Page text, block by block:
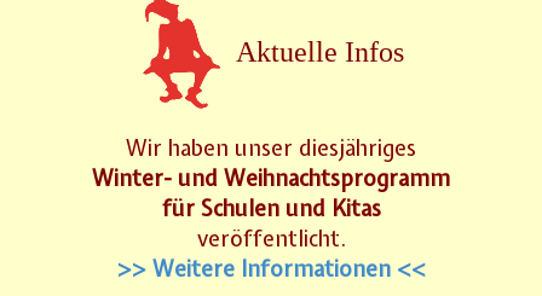
Aktuelle Infos
Wir haben unser diesjähriges
Winter- und Weihnachtsprogramm
für Schulen und Kitas
veröffentlicht.
>> Weitere Informationen <<